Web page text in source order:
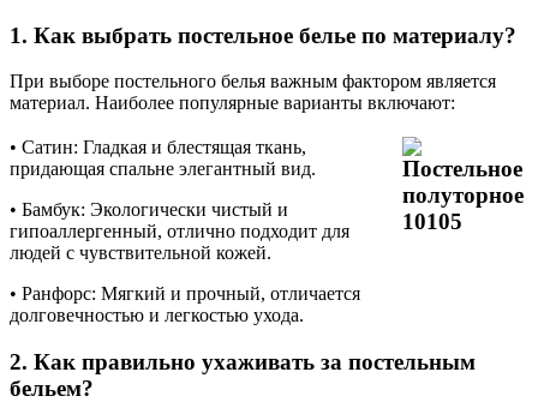
1. Как выбрать постельное белье по материалу?
При выборе постельного белья важным фактором является
материал. Наиболее популярные варианты включают:
• Сатин: Гладкая и блестящая ткань,
придающая спальне элегантный вид.
• Бамбук: Экологически чистый и
гипоаллергенный, отлично подходит для
людей с чувствительной кожей.
• Ранфорс: Мягкий и прочный, отличается
долговечностью и легкостью ухода.
2. Как правильно ухаживать за постельным
бельем?